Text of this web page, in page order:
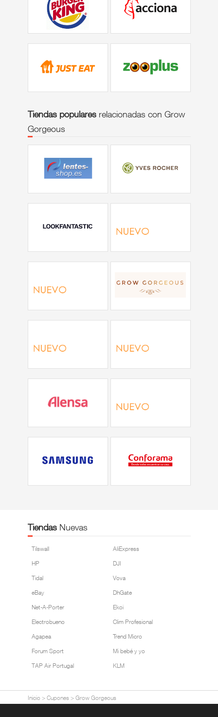
Tiendas popularesrelacionadas con Grow
Gorgeous
TiendasNuevas
Tilswall
AliExpress
HP
DJI
Tidal
Vova
eBay
DhGate
Net-A-Porter
Ekoi
Electrobueno
Clim Profesional
Agapea
Trend Micro
Forum Sport
Mi bebé y yo
TAP Air Portugal
KLM
Inicio > Cupones> Grow Gorgeous